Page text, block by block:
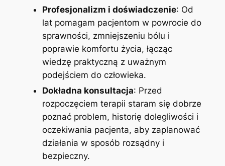
Profesjonalizm i doświadczenie: Od
lat pomagam pacjentom w powrocie do
sprawności, zmniejszeniu bólu i
poprawie komfortu życia, łącząc
wiedzę praktyczną z uważnym
podejściem do człowieka.
Dokładna konsultacja: Przed
rozpoczęciem terapii staram się dobrze
poznać problem, historię dolegliwości i
oczekiwania pacjenta, aby zaplanować
działania w sposób rozsądny i
bezpieczny.